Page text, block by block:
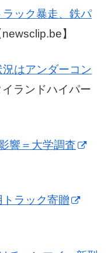
ック暴走、鉄パ
】
はアンダーコン
ランドハイパー
響＝大学調査
ラック寄贈